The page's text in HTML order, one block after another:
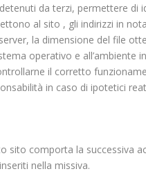
da terzi, permettere di
al sito , gli indirizzi in
la dimensione del file
operativo e all’ambiente
il corretto
in caso di ipotetici
comporta la successiva
nella missiva.